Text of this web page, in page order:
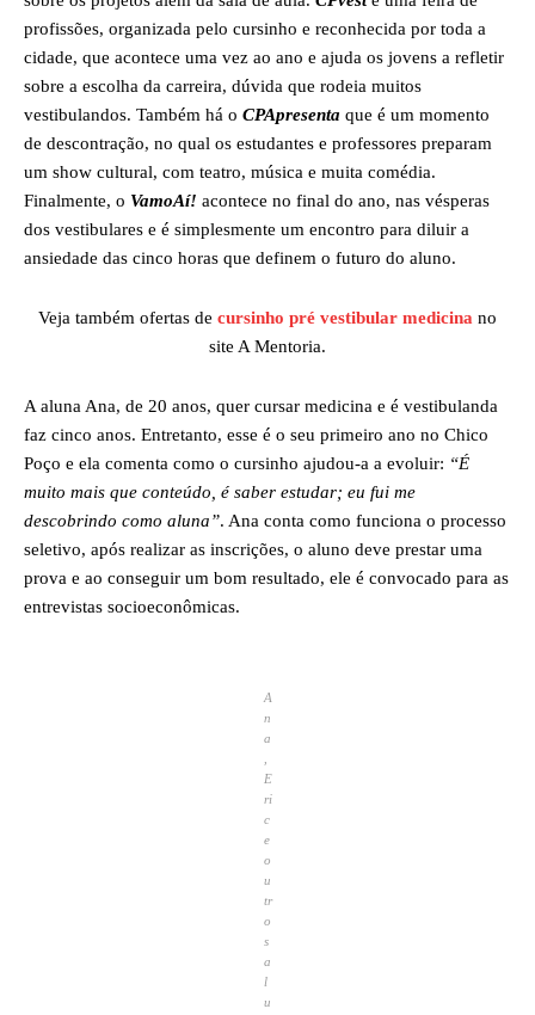
profissões, organizada pelo cursinho e reconhecida por toda a
cidade, que acontece uma vez ao ano e ajuda os jovens a refletir
sobre a escolha da carreira, dúvida que rodeia muitos
vestibulandos. Também há o CPApresenta que é um momento
de descontração, no qual os estudantes e professores preparam
um show cultural, com teatro, música e muita comédia.
Finalmente, o VamoAí! acontece no final do ano, nas vésperas
dos vestibulares e é simplesmente um encontro para diluir a
ansiedade das cinco horas que definem o futuro do aluno.
Veja também ofertas de cursinho pré vestibular medicina no
site A Mentoria.
A aluna Ana, de 20 anos, quer cursar medicina e é vestibulanda
faz cinco anos. Entretanto, esse é o seu primeiro ano no Chico
Poço e ela comenta como o cursinho ajudou-a a evoluir: “É
muito mais que conteúdo, é saber estudar; eu fui me
descobrindo como aluna”. Ana conta como funciona o processo
seletivo, após realizar as inscrições, o aluno deve prestar uma
prova e ao conseguir um bom resultado, ele é convocado para as
entrevistas socioeconômicas.
A
n
a
E
ri
c
e
o
u
tr
o
s
a
l
u